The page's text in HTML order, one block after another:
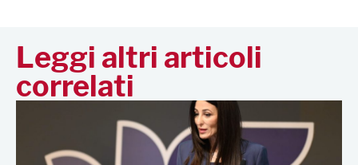
Leggi altri articoli
correlati